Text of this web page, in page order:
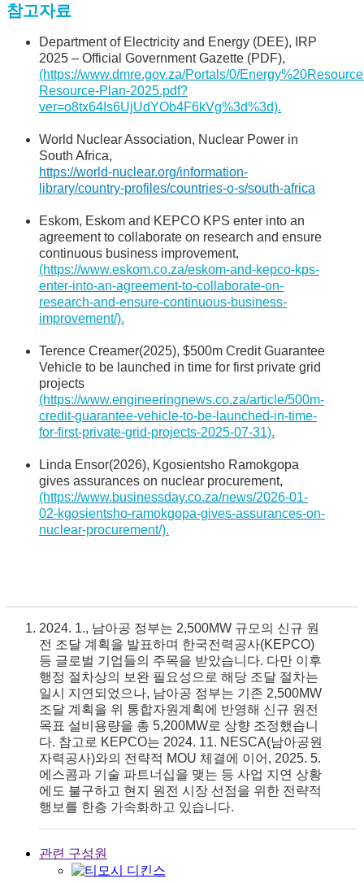
참고자료
Department of Electricity and Energy (DEE), IRP
2025 – Official Government Gazette (PDF),
(https://www.dmre.gov.za/Portals/0/
Resource-Plan-2025.pdf?
ver=o8tx64Is6UjUdYOb4F6kVg%3d%3d).
World Nuclear Association, Nuclear Power in
South Africa,
https://world-nuclear.org/information-
library/country-profiles/countries-o-s/south-africa
Eskom, Eskom and KEPCO KPS enter into an
agreement to collaborate on research and ensure
continuous business improvement,
(https://www.eskom.co.za/eskom-and-kepco-kps-
enter-into-an-agreement-to-collaborate-on-
research-and-ensure-continuous-business-
improvement/).
Terence Creamer(2025), $500m Credit Guarantee
Vehicle to be launched in time for first private grid
projects
(https://www.engineeringnews.co.za/article/500m-
credit-guarantee-vehicle-to-be-launched-in-time-
for-first-private-grid-projects-2025-07-31).
Linda Ensor(2026), Kgosientsho Ramokgopa
gives assurances on nuclear procurement,
(https://www.businessday.co.za/news/2026-01-
02-kgosientsho-ramokgopa-gives-assurances-on-
nuclear-procurement/).
2024. 1., 남아공 정부는 2,500MW 규모의 신규 원
전 조달 계획을 발표하며 한국전력공사(KEPCO)
등 글로벌 기업들의 주목을 받았습니다. 다만 이후
행정 절차상의 보완 필요성으로 해당 조달 절차는
일시 지연되었으나, 남아공 정부는 기존 2,500MW
조달 계획을 위 통합자원계획에 반영해 신규 원전
목표 설비용량을 총 5,200MW로 상향 조정했습니
다. 참고로 KEPCO는 2024. 11. NESCA(남아공원
자력공사)와의 전략적 MOU 체결에 이어, 2025. 5.
에스콤과 기술 파트너십을 맺는 등 사업 지연 상황
에도 불구하고 현지 원전 시장 선점을 위한 전략적
행보를 한층 가속화하고 있습니다.
관련 구성원